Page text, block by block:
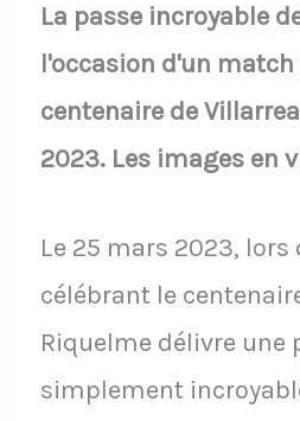
La passe incroyable
l'occasion d'un
centenaire de
2023. Les images en
Le 25 mars 2023,
célébrant le
Riquelme délivre une
simplement